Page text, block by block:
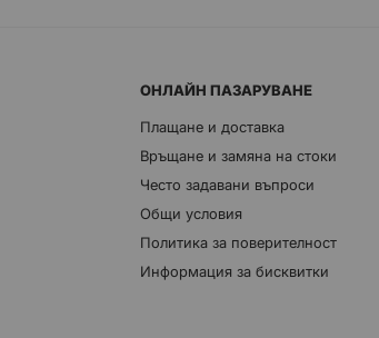
ОНЛАЙН ПАЗАРУВАНЕ
Плащане и доставка
Връщане и замяна на стоки
Често задавани въпроси
Общи условия
Политика за поверителност
Информация за бисквитки